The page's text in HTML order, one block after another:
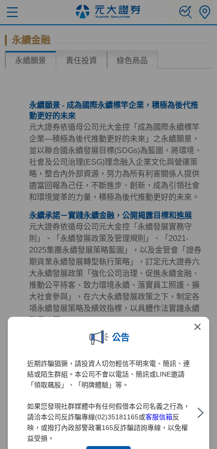
×
公告
近期詐騙猖獗，請投資人切勿輕信不明來電、簡訊、連
結或陌生群組。本公司不會以電話、簡訊或LINE邀請
「領取飆股」、「明牌體驗」等。
如果您發現社群媒體中有任何假借本公司名義之行為，
請洽本公司反詐騙專線(02)35181165或客服信箱反
映，或撥打內政部警政署165反詐騙諮詢專線，以免權
益受損。
永續金融
永續願景 責任投資 綠色商品
永續願景 - 成為國際永續標竿企業，積極為後代推
動更好的未來
元大證券依循母公司元大金控「成為國際永續標竿
企業—積極為後代推動更好的未來」之永續願景，
並以聯合國永續發展目標(SDGs)為藍圖，將環境、
社會及公司治理(ESG)理念融入企業文化與營運策
略，整合內外部資源，努力為所有利害關係人提供
適當回報為己任，不斷進步、創新，成為引領社會
和環境變革的力量，積極為後代推動更好的未來。
永續承諾－實踐永續金融，公開揭露目標和進展
元大證券依循母公司元大金控「永續發展實務守
則」、「永續發展政策及管理規則」、「2021-
2025集團永續發展策略藍圖」，以及金管會「證券
期貨業永續發展轉型執行策略」，訂定元大證券六
大永續發展政策「強化公司治理、促進永續金融、
推動公平待客、致力環境永續、落實員工照護、擴
大社會參與」，在六大永續發展政策之下，制定各
項永續發展策略及績效指標，以具體作法實踐永續
永續金融 - 掌握先機、創造財富、誠信服務、保障
元大證券致力於提供投資人創新與高品質的金融服
務且從未懈怠，多年來秉持著「掌握先機、創造財
富、誠信服務、保障權益」的經營理念努力，在深
司治理、客戶權益、員工照護、環境永續及社會公
益等領域的正向發展。元大證券同時正視氣候及社
會變遷帶來的風險、機會與挑戰，透過長期規劃並
系統性地投入永續作為於金融商品及服務，以對社